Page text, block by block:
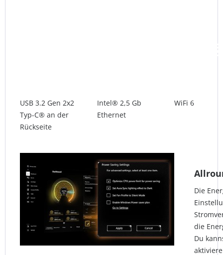
USB 3.2 Gen 2x2
Typ-C® an der
Rückseite
Intel® 2,5 Gb
Ethernet
WiFi 6
Die
die
Du